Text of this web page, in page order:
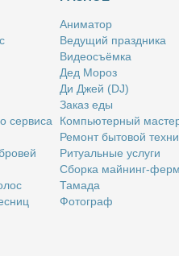
сер­ви­са
Ани­ма­тор
Ве­ду­щий празд­ни­ка
Ви­део­съём­ка
Дед Мо­роз
Ди Джей (DJ)
За­каз еды
Ком­пью­тер­ный
Ре­монт бы­то­вой
Ри­ту­аль­ные услу­ги
Сбор­ка май­нинг-ферм
Та­ма­да
Фо­то­граф